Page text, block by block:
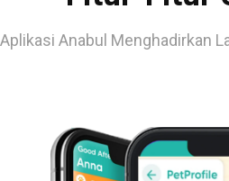
Aplikasi Anabul Menghadirkan